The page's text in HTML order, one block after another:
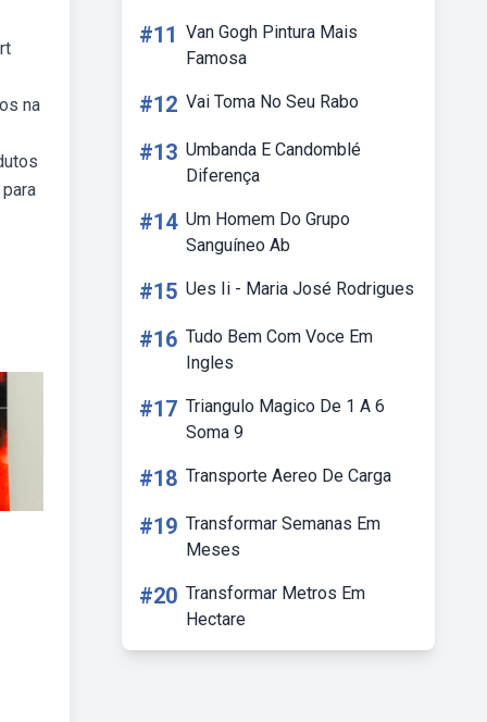
na
#11 Van Gogh Pintura Mais
Famosa
#12 Vai Toma No Seu Rabo
#13 Umbanda E Candomblé
Diferença
#14 Um Homem Do Grupo
Sanguíneo Ab
#15 Ues Ii - Maria José Rodrigues
#16 Tudo Bem Com Voce Em
Ingles
#17 Triangulo Magico De 1 A 6
Soma 9
#18 Transporte Aereo De Carga
#19 Transformar Semanas Em
Meses
#20 Transformar Metros Em
Hectare